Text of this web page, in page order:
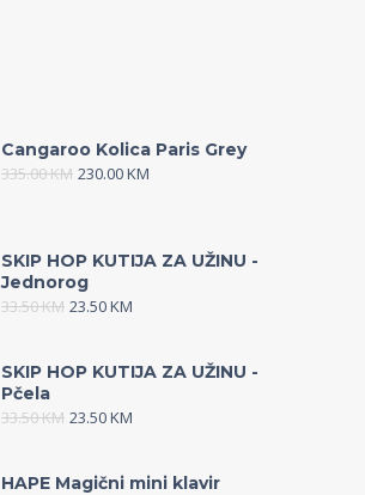
Cangaroo Kolica Paris Grey
335.00KM 230.00KM
SKIP HOP KUTIJA ZA UŽINU -
Jednorog
33.50KM 23.50KM
SKIP HOP KUTIJA ZA UŽINU -
Pčela
33.50KM 23.50KM
HAPE Magični mini klavir